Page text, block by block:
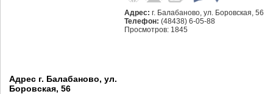
Адрес: г. Балабаново, ул. Боровская, 56
Телефон: (48438) 6-05-88
Просмотров: 1845
Адрес г. Балабаново, ул.
Боровская, 56